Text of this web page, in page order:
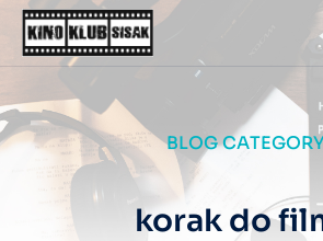
BLOG
korak do